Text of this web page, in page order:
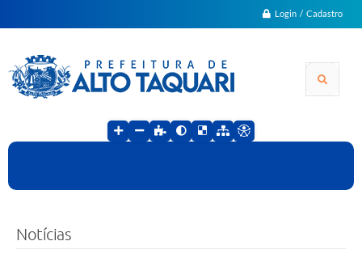
Login / Cadastro
Notícias